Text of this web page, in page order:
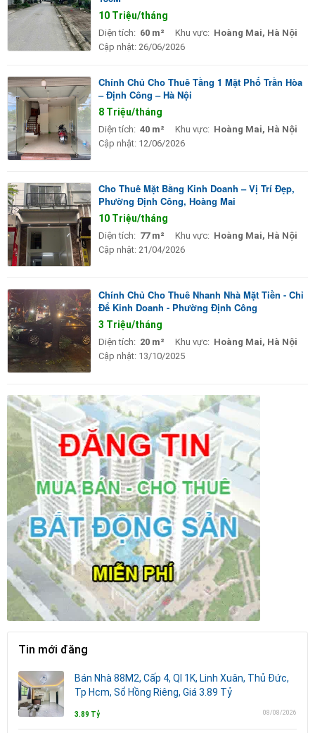
10 Triệu/tháng
Diện tích: 60 m² Khu vực: Hoàng Mai, Hà Nội
Cập nhật: 26/06/2026
Chính Chủ Cho Thuê Tầng 1 Mặt Phố Trần Hòa
– Định Công – Hà Nội
8 Triệu/tháng
Diện tích: 40 m² Khu vực: Hoàng Mai, Hà Nội
Cập nhật: 12/06/2026
Cho Thuê Mặt Bằng Kinh Doanh – Vị Trí Đẹp,
Phường Định Công, Hoàng Mai
10 Triệu/tháng
Diện tích: 77 m² Khu vực: Hoàng Mai, Hà Nội
Cập nhật: 21/04/2026
Chính Chủ Cho Thuê Nhanh Nhà Mặt Tiền - Chỉ
Để Kinh Doanh - Phường Định Công
3 Triệu/tháng
Diện tích: 20 m² Khu vực: Hoàng Mai, Hà Nội
Cập nhật: 13/10/2025
Tin mới đăng
Bán Nhà 88M2, Cấp 4, Ql 1K, Linh Xuân, Thủ Đức,
Tp Hcm, Sổ Hồng Riêng, Giá 3.89 Tỷ
3.89 Tỷ 08/08/2026